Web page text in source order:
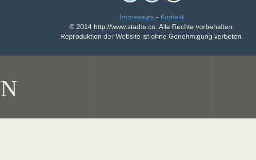
Impressum - Kontakt
© 2014 http://www.stadte.co. Alle Rechte vorbehalten.
Reproduktion der Website ist ohne Genehmigung verboten.